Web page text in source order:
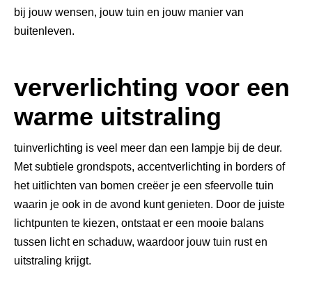
bij jouw wensen, jouw tuin en jouw manier van
buitenleven.
ververlichting voor een
warme uitstraling
tuinverlichting is veel meer dan een lampje bij de deur.
Met subtiele grondspots, accentverlichting in borders of
het uitlichten van bomen creëer je een sfeervolle tuin
waarin je ook in de avond kunt genieten. Door de juiste
lichtpunten te kiezen, ontstaat er een mooie balans
tussen licht en schaduw, waardoor jouw tuin rust en
uitstraling krijgt.